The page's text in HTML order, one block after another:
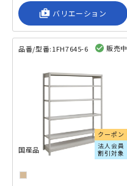
shop_2 バリエーション
品番/型番:1FH7645-6 販売中
クーポン
法人会員
割引対象
国産品